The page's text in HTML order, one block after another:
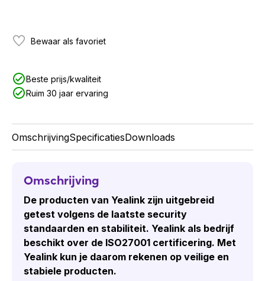
Bewaar als favoriet
Beste prijs/kwaliteit
Ruim 30 jaar ervaring
OmschrijvingSpecificatiesDownloads
Omschrijving
De producten van Yealink zijn uitgebreid
getest volgens de laatste security
standaarden en stabiliteit. Yealink als bedrijf
beschikt over de ISO27001 certificering. Met
Yealink kun je daarom rekenen op veilige en
stabiele producten.